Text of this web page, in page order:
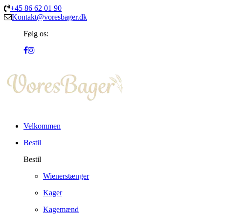
+45 86 62 01 90
Kontakt@voresbager.dk
Følg os:
Velkommen
Bestil
Bestil
Wienerstænger
Kager
Kagemænd